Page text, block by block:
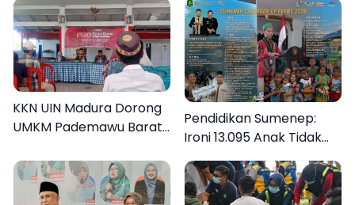
KKN UIN Madura Dorong
UMKM Pademawu Barat
Pendidikan Sumenep:
Ironi 13.095 Anak Tidak
Sekolah Menyaksikan
Semarak Festival
Kalender Event 2026